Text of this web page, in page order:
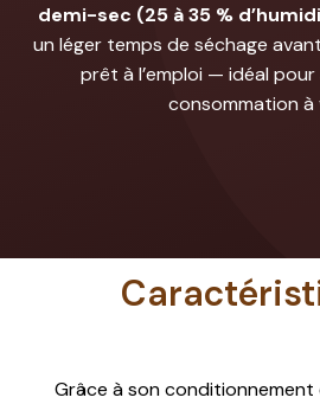
demi-sec (25 à 35 %
un léger temps de séchage
prêt à l’emploi — idéal
consommation à
Grâce à son conditionnement